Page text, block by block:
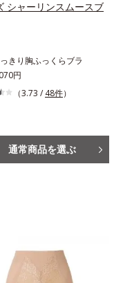
シャーリンスムースブ
きり胸ふっくらブラ
円
（3.73 / 48件）
通常商品を選ぶ